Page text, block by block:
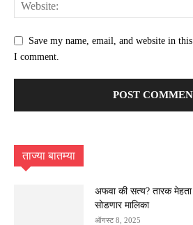
Save my name, email, and website in
I comment.
ताज्या बातम्या
अफवा की सत्य? तारक मेहता
सोडणार मालिका
ऑगस्ट 8, 2025